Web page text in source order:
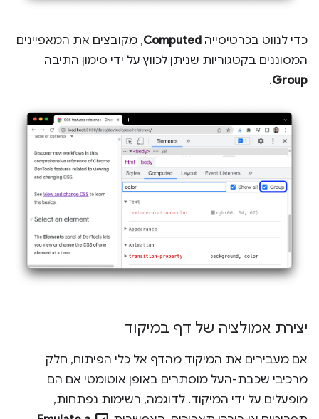
כדי לנווט בכרטיסייה Computed, מקובצים את המאפיינים
המסוננים בקטגוריות שניתן לכווץ על ידי סימון התיבה
Group
.
יצירת אמולציה של דף במיקוד
אם מעבירים את המיקוד מהדף אל כלי הפיתוח, חלק
מרכיבי שכבת-העל מוסתרים באופן אוטומטי אם הם
מופעלים על ידי המיקוד. לדוגמה, רשימות נפתחות,